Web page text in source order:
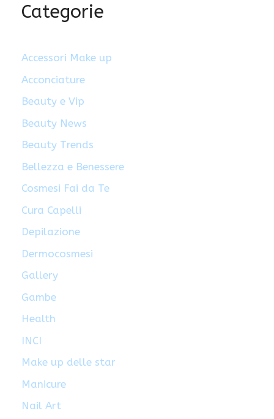
Categorie
Accessori Make up
Acconciature
Beauty e Vip
Beauty News
Beauty Trends
Bellezza e Benessere
Cosmesi Fai da Te
Cura Capelli
Depilazione
Dermocosmesi
Gallery
Gambe
Health
INCI
Make up delle star
Manicure
Nail Art